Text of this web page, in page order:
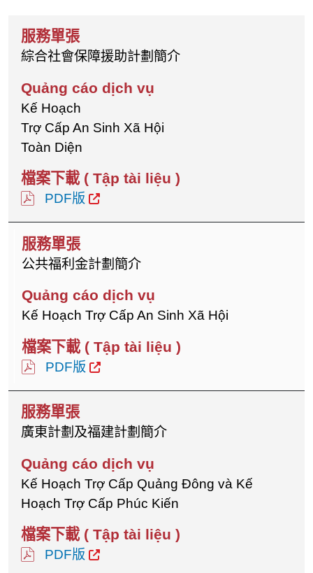
綜合社會保障援助計劃簡介
Kế Hoạch
Trợ Cấp An Sinh Xã Hội
Toàn Diện
PDF版
公共福利金計劃簡介
Kế Hoạch Trợ Cấp An Sinh Xã Hội
PDF版
廣東計劃及福建計劃簡介
Kế Hoạch Trợ Cấp Quảng Đông và Kế
Hoạch Trợ Cấp Phúc Kiến
PDF版